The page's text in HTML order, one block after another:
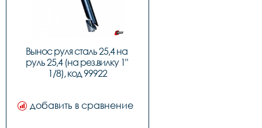
Вынос руля сталь 25,4 на
руль 25,4 (на рез.вилку 1"
1/8), код 99922
добавить в сравнение